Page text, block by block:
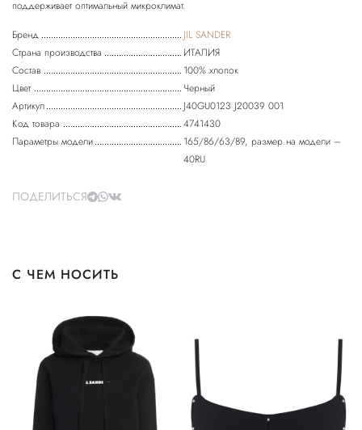
Бренд
JIL SANDER
Страна производства
ИТАЛИЯ
Состав
100% хлопок
Цвет
Черный
Артикул
J40GU0123 J20039 001
Код товара
4741430
Параметры модели
165/86/63/89, размер на модели –
40RU
ПОДЕЛИТЬСЯ
С ЧЕМ НОСИТЬ